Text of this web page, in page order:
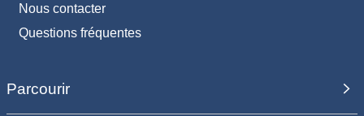
Nous contacter
Questions fréquentes
Parcourir